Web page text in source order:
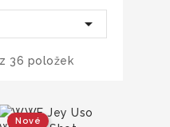

36 položek
Nové